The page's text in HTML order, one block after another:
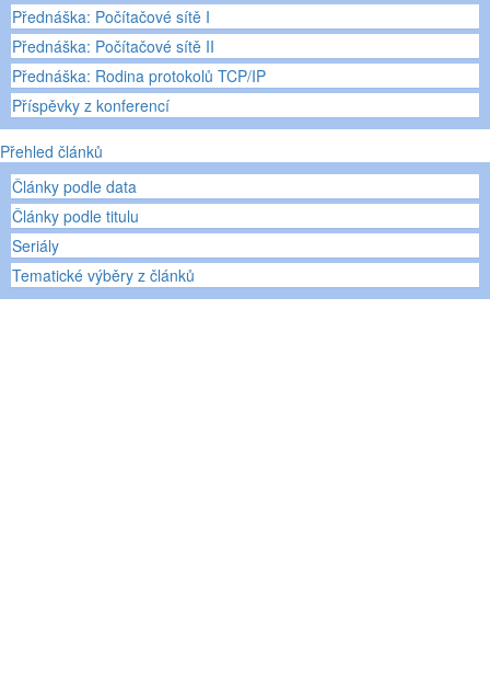
Přednáška: Počítačové sítě I
Přednáška: Počítačové sítě II
Přednáška: Rodina protokolů TCP/IP
Příspěvky z konferencí
Přehled článků
Články podle data
Články podle titulu
Seriály
Tematické výběry z článků